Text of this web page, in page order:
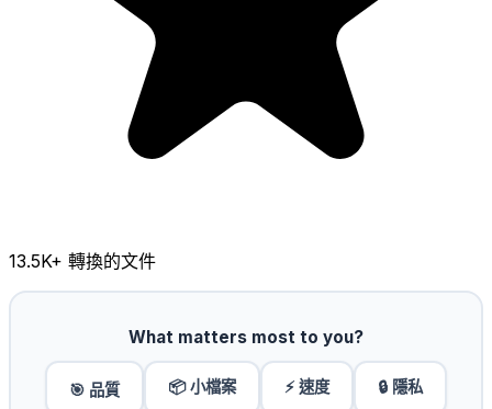
13.5K+ 轉換的文件
What matters most to you?
🎯 品質 📦 小檔案 ⚡ 速度 🔒 隱私